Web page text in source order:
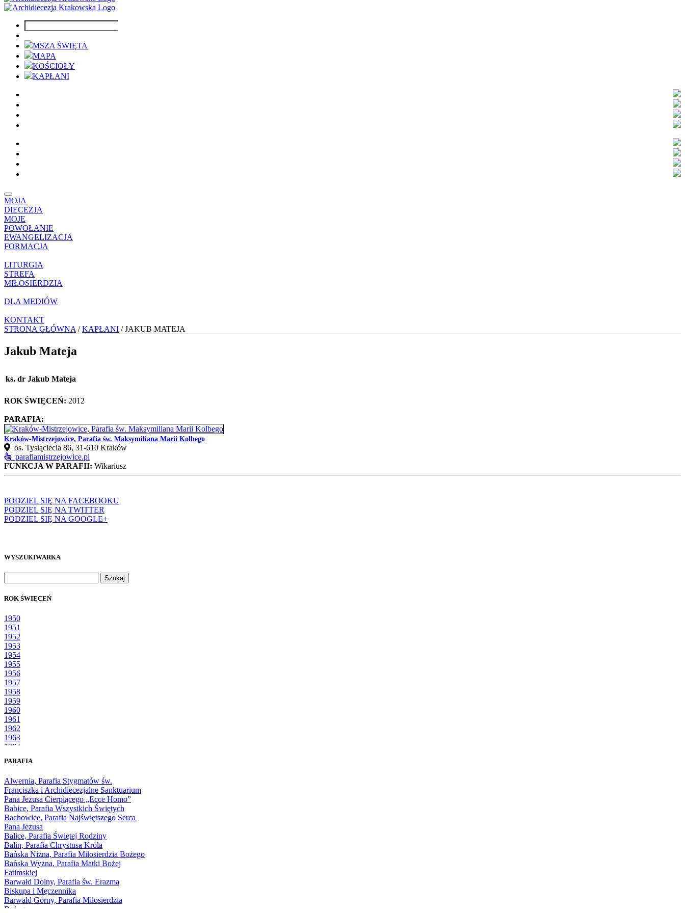
MSZA ŚWIĘTA
MAPA
KOŚCIOŁY
KAPŁANI
MOJA
DIECEZJA
MOJE
POWOŁANIE
EWANGELIZACJA
FORMACJA
LITURGIA
STREFA
MIŁOSIERDZIA
DLA MEDIÓW
KONTAKT
STRONA GŁÓWNA /KAPŁANI / JAKUB MATEJA
Jakub Mateja
ks. dr Jakub Mateja
ROK ŚWIĘCEŃ: 2012
PARAFIA:
Kraków-Mistrzejowice, Parafia św. Maksymiliana Marii Kolbego
os. Tysiąclecia 86, 31-610 Kraków
parafiamistrzejowice.pl
FUNKCJA W PARAFII: Wikariusz
PODZIEL SIĘ NA FACEBOOKU
PODZIEL SIĘ NA TWITTER
PODZIEL SIĘ NA GOOGLE+
WYSZUKIWARKA
ROK ŚWIĘCEŃ
1950
1951
1952
1953
1954
1955
1956
1957
1958
1959
1960
1961
1962
1963
1964
1966
1968
1969
1970
1971
1972
1973
1974
1975
1976
1977
1978
1979
1980
1981
PARAFIA
Alwernia, Parafia Stygmatów św.
Franciszka i Archidiecezjalne Sanktuarium
Pana Jezusa Cierpiącego „Ecce Homo”
Babice, Parafia Wszystkich Świętych
Bachowice, Parafia Najświętszego Serca
Pana Jezusa
Balice, Parafia Świętej Rodziny
Balin, Parafia Chrystusa Króla
Bańska Niżna, Parafia Miłosierdzia Bożego
Bańska Wyżna, Parafia Matki Bożej
Fatimskiej
Barwałd Dolny, Parafia św. Erazma
Biskupa i Męczennika
Barwałd Górny, Parafia Miłosierdzia
Bożego